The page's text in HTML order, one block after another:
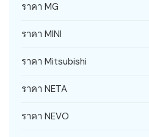
ราคา MG
ราคา MINI
ราคา Mitsubishi
ราคา NETA
ราคา NEVO